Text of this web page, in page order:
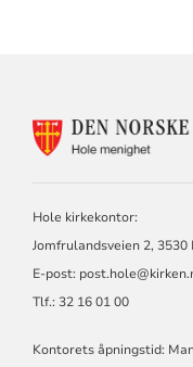
Hole kirkekontor:
Jomfrulandsveien 2, 3530
E-post:
Tlf.: 32 16 01 00
Kontorets åpningstid: